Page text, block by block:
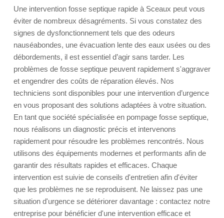
Une intervention fosse septique rapide à Sceaux peut vous
éviter de nombreux désagréments. Si vous constatez des
signes de dysfonctionnement tels que des odeurs
nauséabondes, une évacuation lente des eaux usées ou des
débordements, il est essentiel d’agir sans tarder. Les
problèmes de fosse septique peuvent rapidement s'aggraver
et engendrer des coûts de réparation élevés. Nos
techniciens sont disponibles pour une intervention d’urgence
en vous proposant des solutions adaptées à votre situation.
En tant que société spécialisée en pompage fosse septique,
nous réalisons un diagnostic précis et intervenons
rapidement pour résoudre les problèmes rencontrés. Nous
utilisons des équipements modernes et performants afin de
garantir des résultats rapides et efficaces. Chaque
intervention est suivie de conseils d'entretien afin d'éviter
que les problèmes ne se reproduisent. Ne laissez pas une
situation d'urgence se détériorer davantage : contactez notre
entreprise pour bénéficier d'une intervention efficace et